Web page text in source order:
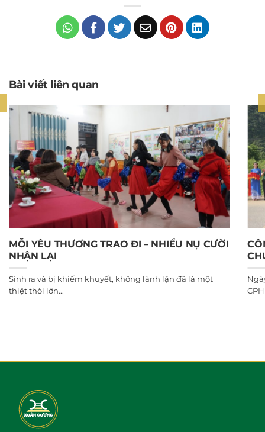
Bài viết liên quan
MỖI YÊU THƯƠNG TRAO ĐI – NHIỀU NỤ CƯỜI
NHẬN LẠI
Sinh ra và bị khiếm khuyết, không lành lặn đã là một
thiệt thòi lớn...